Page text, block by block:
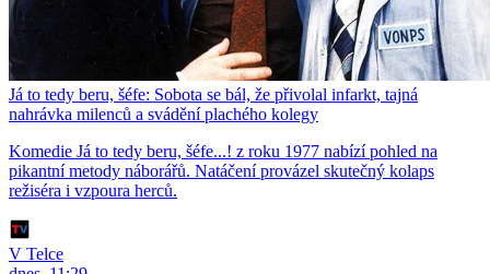
Já to tedy beru, šéfe: Sobota se bál, že přivolal infarkt, tajná
nahrávka milenců a svádění plachého kolegy
Komedie Já to tedy beru, šéfe...! z roku 1977 nabízí pohled na
pikantní metody náborářů. Natáčení provázel skutečný kolaps
režiséra i vzpoura herců.
V Telce